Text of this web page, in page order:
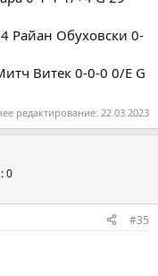
Райан Обуховски 0-
Витек 0-0-0 0/E G
редактирование: 22.03.2023
0
#35